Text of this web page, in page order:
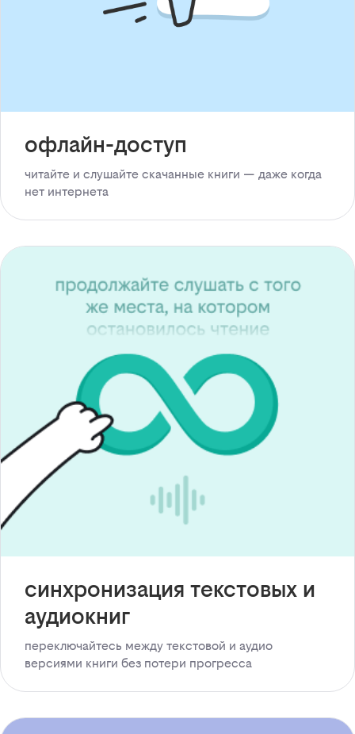
офлайн-доступ
читайте и слушайте скачанные книги — даже когда
нет интернета
синхронизация текстовых и
аудиокниг
переключайтесь между текстовой и аудио
версиями книги без потери прогресса